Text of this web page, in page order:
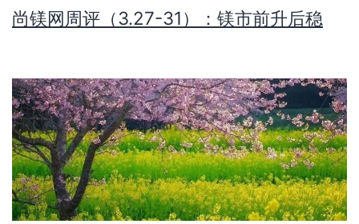
尚镁网周评（3.27-31）：镁市前升后稳